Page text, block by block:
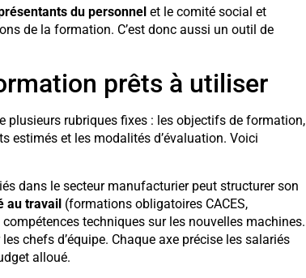
du personnelet le comité social et
de la formation. C’est donc aussi un outil de
prêts à utiliser
plusieurs rubriques fixes : les objectifs de formation,
estimés et les modalités d’évaluation. Voici
dans le secteur manufacturier peut structurer son
au travail(formations obligatoires CACES,
techniques sur les nouvelles machines.
chefs d’équipe. Chaque axe précise les salariés
alloué.